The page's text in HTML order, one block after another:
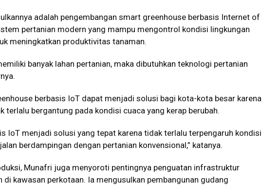
adalah pengembangan smart greenhouse berbasis Internet of
pertanian modern yang mampu mengontrol kondisi lingkungan
meningkatkan produktivitas tanaman.
banyak lahan pertanian, maka dibutuhkan teknologi pertanian
berbasis IoT dapat menjadi solusi bagi kota-kota besar karena
terlalu bergantung pada kondisi cuaca yang kerap berubah.
IoT menjadi solusi yang tepat karena tidak terlalu terpengaruh kondisi
berdampingan dengan pertanian konvensional,” katanya.
Munafri juga menyoroti pentingnya penguatan infrastruktur
di kawasan perkotaan. Ia mengusulkan pembangunan gudang